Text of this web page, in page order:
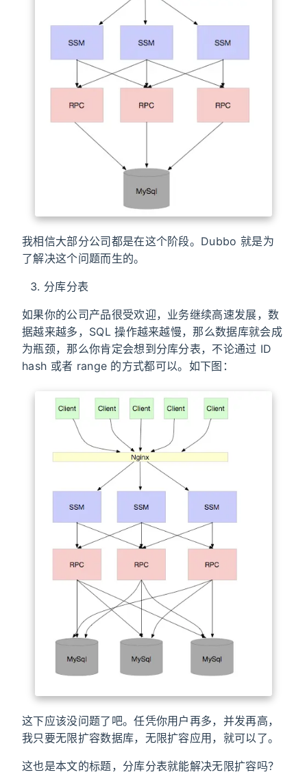
我相信大部分公司都是在这个阶段。Dubbo 就是为
了解决这个问题而生的。
分库分表
如果你的公司产品很受欢迎，业务继续高速发展，数
据越来越多，SQL 操作越来越慢，那么数据库就会成
为瓶颈，那么你肯定会想到分库分表，不论通过 ID
hash 或者 range 的方式都可以。如下图：
这下应该没问题了吧。任凭你用户再多，并发再高，
我只要无限扩容数据库，无限扩容应用，就可以了。
这也是本文的标题，分库分表就能解决无限扩容吗？